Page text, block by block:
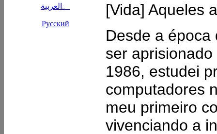
[Vida] Aqueles
Desde a
ser
1986, estudei
computadores
meu primeiro
vivenciando a